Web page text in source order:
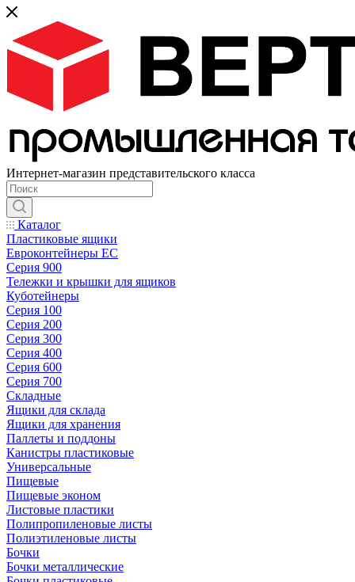
Интернет-магазин представительского класса
Каталог
Пластиковые ящики
Евроконтейнеры ЕС
Серия 900
Тележки и крышки для ящиков
Куботейнеры
Серия 100
Серия 200
Серия 300
Серия 400
Серия 600
Серия 700
Складные
Ящики для склада
Ящики для хранения
Паллеты и поддоны
Канистры пластиковые
Универсальные
Пищевые
Пищевые эконом
Листовые пластики
Полипропиленовые листы
Полиэтиленовые листы
Бочки
Бочки металлические